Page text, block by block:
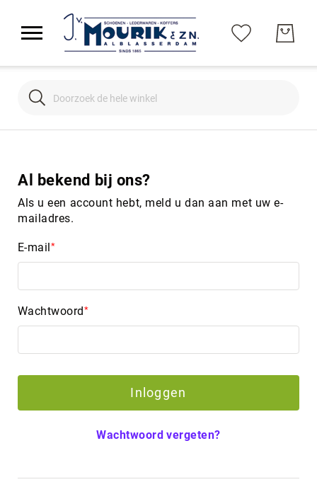
Search
Al bekend bij ons?
Als u een account hebt, meld u dan aan met uw e-
mailadres.
E-mail
Wachtwoord
Inloggen
Wachtwoord vergeten?